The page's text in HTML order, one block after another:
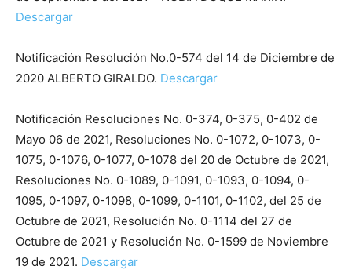
Descargar
Notificación Resolución No.0-574 del 14 de Diciembre de
2020 ALBERTO GIRALDO. Descargar
Notificación Resoluciones No. 0-374, 0-375, 0-402 de
Mayo 06 de 2021, Resoluciones No. 0-1072, 0-1073, 0-
1075, 0-1076, 0-1077, 0-1078 del 20 de Octubre de 2021,
Resoluciones No. 0-1089, 0-1091, 0-1093, 0-1094, 0-
1095, 0-1097, 0-1098, 0-1099, 0-1101, 0-1102, del 25 de
Octubre de 2021, Resolución No. 0-1114 del 27 de
Octubre de 2021 y Resolución No. 0-1599 de Noviembre
19 de 2021. Descargar